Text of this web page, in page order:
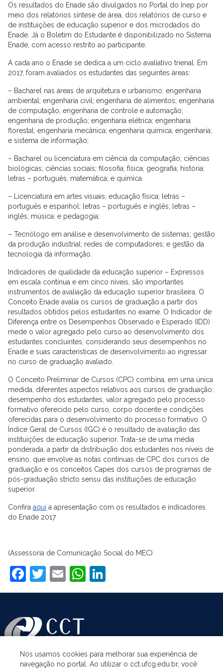
Os resultados do Enade são divulgados no Portal do Inep por
meio dos relatórios síntese de área, dos relatórios de curso e
de instituições de educação superior e dos microdados do
Enade. Já o Boletim do Estudante é disponibilizado no Sistema
Enade, com acesso restrito ao participante.
A cada ano o Enade se dedica a um ciclo avaliativo trienal. Em
2017, foram avaliados os estudantes das seguintes áreas:
– Bacharel nas áreas de arquitetura e urbanismo; engenharia
ambiental; engenharia civil; engenharia de alimentos; engenharia
de computação; engenharia de controle e automação;
engenharia de produção; engenharia elétrica; engenharia
florestal; engenharia mecânica; engenharia química; engenharia;
e sistema de informação;
– Bacharel ou licenciatura em ciência da computação; ciências
biológicas; ciências sociais; filosofia; física; geografia; história;
letras – português; matemática; e química.
– Licenciatura em artes visuais; educação física; letras –
português e espanhol; letras – português e inglês; letras –
inglês; música; e pedagogia;
– Tecnólogo em análise e desenvolvimento de sistemas; gestão
da produção industrial; redes de computadores; e gestão da
tecnologia da informação.
Indicadores de qualidade da educação superior – Expressos
em escala contínua e em cinco níveis, são importantes
instrumentos de avaliação da educação superior brasileira. O
Conceito Enade avalia os cursos de graduação a partir dos
resultados obtidos pelos estudantes no exame. O Indicador de
Diferença entre os Desempenhos Observado e Esperado (IDD)
mede o valor agregado pelo curso ao desenvolvimento dos
estudantes concluintes, considerando seus desempenhos no
Enade e suas características de desenvolvimento ao ingressar
no curso de graduação avaliado.
O Conceito Preliminar de Cursos (CPC) combina, em uma única
medida, diferentes aspectos relativos aos cursos de graduação:
desempenho dos estudantes, valor agregado pelo processo
formativo oferecido pelo curso, corpo docente e condições
oferecidas para o desenvolvimento do processo formativo. O
Índice Geral de Cursos (IGC) é o resultado de avaliação das
instituições de educação superior. Trata-se de uma média
ponderada, a partir da distribuição dos estudantes nos níveis de
ensino, que envolve as notas contínuas de CPC dos cursos de
graduação e os conceitos Capes dos cursos de programas de
pós-graduação stricto sensu das instituições de educação
superior.
Confira aqui a apresentação com os resultados e indicadores
do Enade 2017
(Assessoria de Comunicação Social do MEC)
Facebook
Twitter
EmailWhatsApp
Nós usamos cookies para melhorar sua experiência de
navegação no portal. Ao utilizar o cct.ufcg.edu.br, você